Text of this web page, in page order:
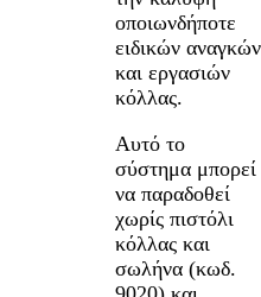
οποιωνδήποτε
ειδικών αναγκών
και εργασιών
κόλλας.
Αυτό το
σύστημα μπορεί
να παραδοθεί
χωρίς πιστόλι
κόλλας και
σωλήνα (κωδ.